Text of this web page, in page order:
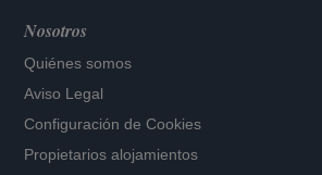
Nosotros
Quiénes somos
Aviso Legal
Configuración de Cookies
Propietarios alojamientos